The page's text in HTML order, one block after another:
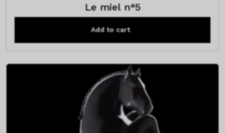
Le miel n°5
Add to cart